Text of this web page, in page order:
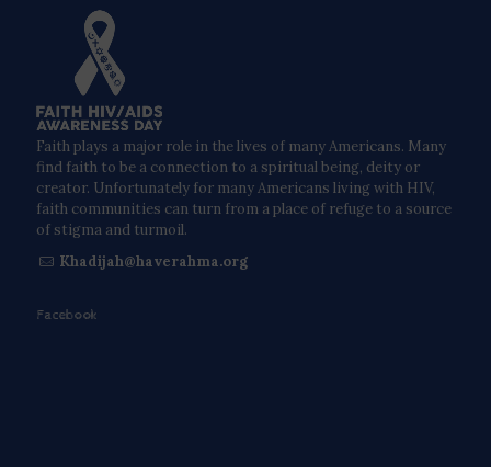
Faith plays a major role in the lives of many Americans. Many
find faith to be a connection to a spiritual being, deity or
creator. Unfortunately for many Americans living with HIV,
faith communities can turn from a place of refuge to a source
of stigma and turmoil.
Khadijah@haverahma.org
Facebook